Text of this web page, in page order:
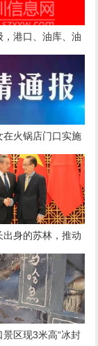
，港口、油库、油
超400架无人机突
在火锅店门口实施
采取刑事强制措施
出身的苏林，推动
机制，中越给
区现3米高“冰封